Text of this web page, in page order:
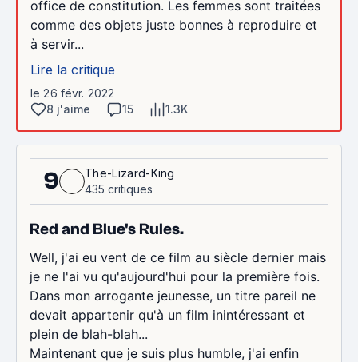
office de constitution. Les femmes sont traitées
comme des objets juste bonnes à reproduire et
à servir...
Lire la critique
le 26 févr. 2022
8 j'aime
15 1.3K
9
The-Lizard-King
435 critiques
Red and Blue's Rules.
Well, j'ai eu vent de ce film au siècle dernier mais
je ne l'ai vu qu'aujourd'hui pour la première fois.
Dans mon arrogante jeunesse, un titre pareil ne
devait appartenir qu'à un film inintéressant et
plein de blah-blah...
Maintenant que je suis plus humble, j'ai enfin